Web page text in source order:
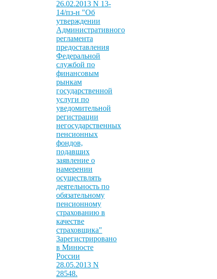
26.02.2013 N 13-
14/пз-н "Об
утверждении
Административного
регламента
предоставления
Федеральной
службой по
финансовым
рынкам
государственной
услуги по
уведомительной
регистрации
негосударственных
пенсионных
фондов,
подавших
заявление о
намерении
осуществлять
деятельность по
обязательному
пенсионному
страхованию в
качестве
страховщика"
Зарегистрировано
в Минюсте
России
28.05.2013 N
28548.